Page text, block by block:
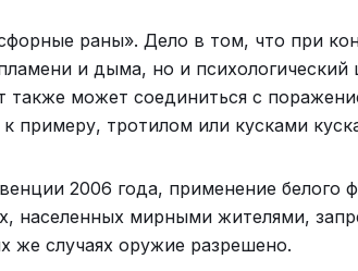
раны». Дело в том, что при
и дыма, но и психологический
также может соединиться с
примеру, тротилом или кусками
2006 года, применение белого
населенных мирными жителями,
же случаях оружие разрешено.